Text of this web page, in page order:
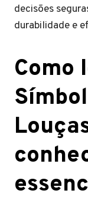
decisões
durabilidade e
Como